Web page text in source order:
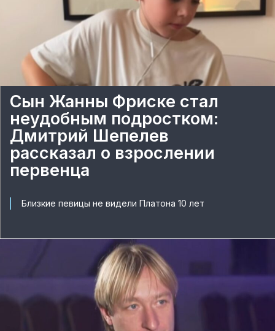
Сын Жанны Фриске стал
неудобным подростком:
Дмитрий Шепелев
рассказал о взрослении
первенца
Близкие певицы не видели Платона 10 лет